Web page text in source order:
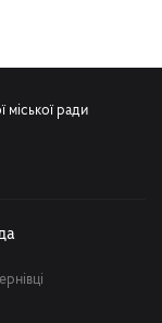
міської ради